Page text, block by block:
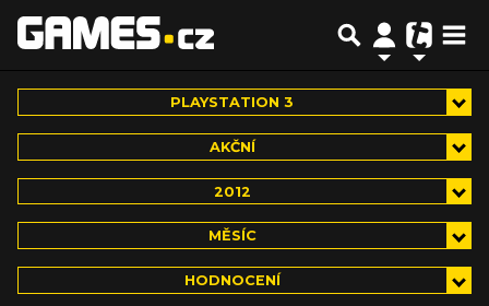
PLAYSTATION 3
AKČNÍ
2012
MĚSÍC
HODNOCENÍ